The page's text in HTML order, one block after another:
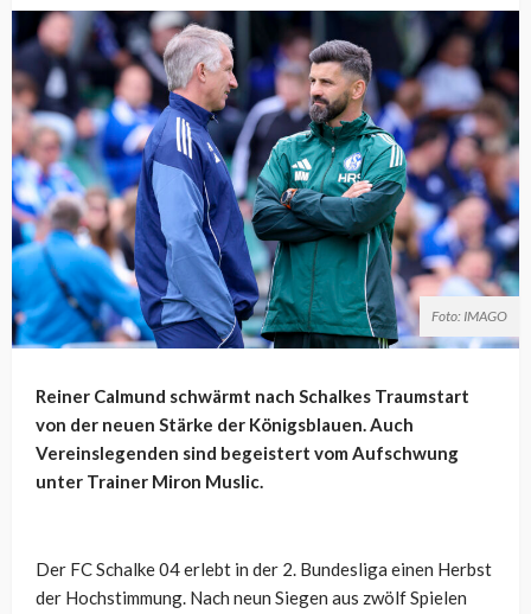
Foto: IMAGO
Reiner Calmund schwärmt nach Schalkes Traumstart
von der neuen Stärke der Königsblauen. Auch
Vereinslegenden sind begeistert vom Aufschwung
unter Trainer Miron Muslic.
Der FC Schalke 04 erlebt in der 2. Bundesliga einen Herbst
der Hochstimmung. Nach neun Siegen aus zwölf Spielen